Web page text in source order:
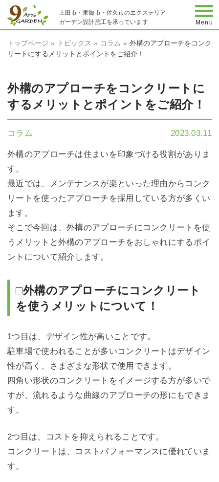
上田市・東御市・佐久市のエクステリア
ガーデン設計施工を承っています
Menu
トップページ トピックス コラム
外構のアプローチをコンク
リートにするメリットとポイントをご紹介！
外構のアプローチをコンクリートに
するメリットとポイントをご紹介！
コラム 2023.03.11
外構のアプローチは住まいを印象づける役割がありま
す。
最近では、メンテナンスが楽といった理由からコンク
リートを使ったアプローチを採用している方が多くい
ます。
そこで今回は、外構のアプローチにコンクリートを使
うメリットと外構のアプローチをおしゃれにするポイ
ントについて紹介します。
□外構のアプローチにコンクリート
を使うメリットについて！
1つ目は、デザイン性が高いことです。
駐車場で使われることが多いコンクリートはデザイン
性が高く、さまざまな形状で使用できます。
四角い形状のコンクリートをイメージする方が多いで
すが、流れるような曲線のアプローチの形にもできま
す。
2つ目は、コストを抑えられることです。
コンクリートは、コストパフォーマンスに優れていま
す。